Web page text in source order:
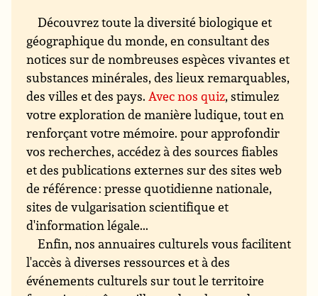
Découvrez toute la diversité biologique et
géographique du monde, en consultant des
notices sur de nombreuses espèces vivantes et
substances minérales, des lieux remarquables,
des villes et des pays. Avec nos quiz, stimulez
votre exploration de manière ludique, tout en
renforçant votre mémoire. pour approfondir
vos recherches, accédez à des sources fiables
et des publications externes sur des sites web
de référence : presse quotidienne nationale,
sites de vulgarisation scientifique et
d'information légale...
Enfin, nos annuaires culturels vous facilitent
l'accès à diverses ressources et à des
événements culturels sur tout le territoire